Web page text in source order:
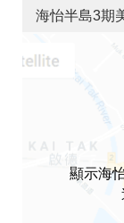
海怡半島3期
顯示海